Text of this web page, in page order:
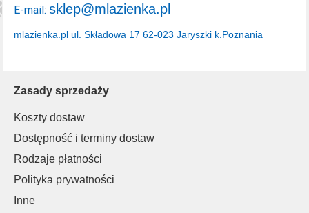
Zasady sprzedaży
Koszty dostaw
Dostępność i terminy dostaw
Rodzaje płatności
Polityka prywatności
Inne
mlazienka.pl ul. Składowa 17 62-023 Jaryszki k.Poznania
E-mail: sklep@mlazienka.pl